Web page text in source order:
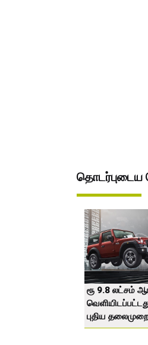
தொடர்புடைய
ரூ 9.8 லட்சம்
புதிய